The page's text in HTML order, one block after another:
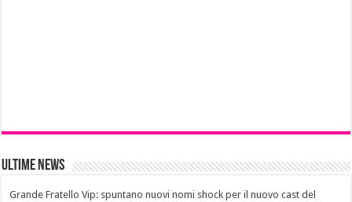
Ultime News
Grande Fratello Vip: spuntano nuovi nomi shock per il nuovo cast del